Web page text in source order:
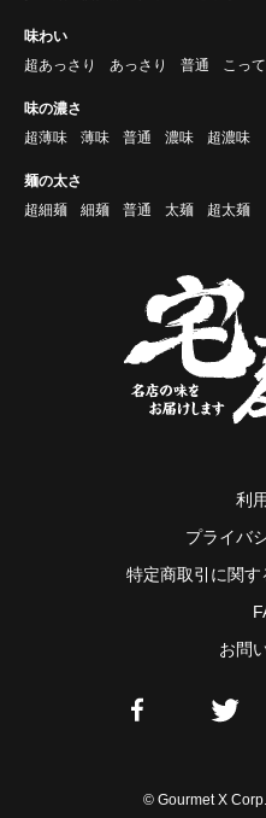
味わい
超あっさり
あっさり 普通 こっ
味の濃さ
超薄味
薄味 普通 濃味 超濃味
麺の太さ
超細麺
細麺 普通 太麺 超太麺
利
プライバ
特定商取引に関
お問
© Gourmet X